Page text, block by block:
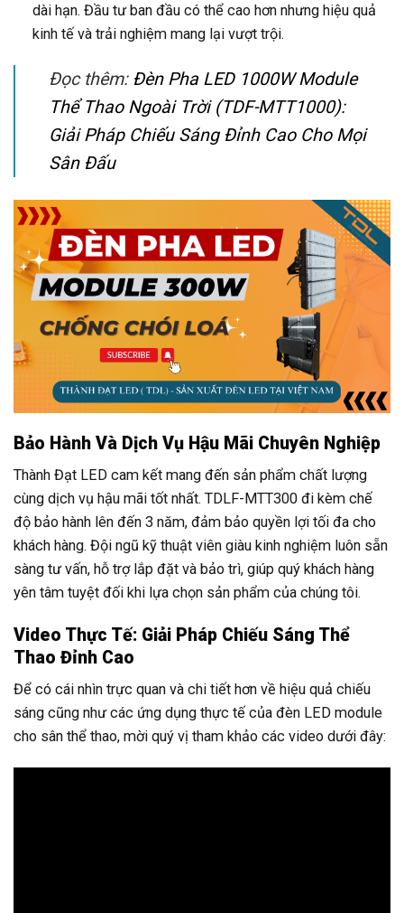
dài hạn. Đầu tư ban đầu có thể cao hơn nhưng hiệu quả
kinh tế và trải nghiệm mang lại vượt trội.
Đọc thêm: Đèn Pha LED 1000W Module
Thể Thao Ngoài Trời (TDF-MTT1000):
Giải Pháp Chiếu Sáng Đỉnh Cao Cho Mọi
Sân Đấu
Bảo Hành Và Dịch Vụ Hậu Mãi Chuyên Nghiệp
Thành Đạt LED cam kết mang đến sản phẩm chất lượng
cùng dịch vụ hậu mãi tốt nhất. TDLF-MTT300 đi kèm chế
độ bảo hành lên đến 3 năm, đảm bảo quyền lợi tối đa cho
khách hàng. Đội ngũ kỹ thuật viên giàu kinh nghiệm luôn sẵn
sàng tư vấn, hỗ trợ lắp đặt và bảo trì, giúp quý khách hàng
yên tâm tuyệt đối khi lựa chọn sản phẩm của chúng tôi.
Video Thực Tế: Giải Pháp Chiếu Sáng Thể
Thao Đỉnh Cao
Để có cái nhìn trực quan và chi tiết hơn về hiệu quả chiếu
sáng cũng như các ứng dụng thực tế của đèn LED module
cho sân thể thao, mời quý vị tham khảo các video dưới đây: